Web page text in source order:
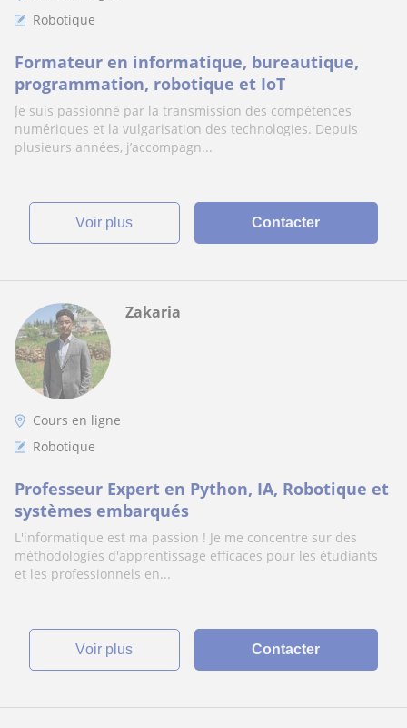
Robotique
Formateur en informatique, bureautique,
programmation, robotique et IoT
Je suis passionné par la transmission des compétences
numériques et la vulgarisation des technologies. Depuis
plusieurs années, j’accompagn...
voir plus Contacter
Zakaria
Cours en ligne
Robotique
Professeur Expert en Python, IA, Robotique et
systèmes embarqués
L'informatique est ma passion ! Je me concentre sur des
méthodologies d'apprentissage efficaces pour les étudiants
et les professionnels en...
voir plus Contacter